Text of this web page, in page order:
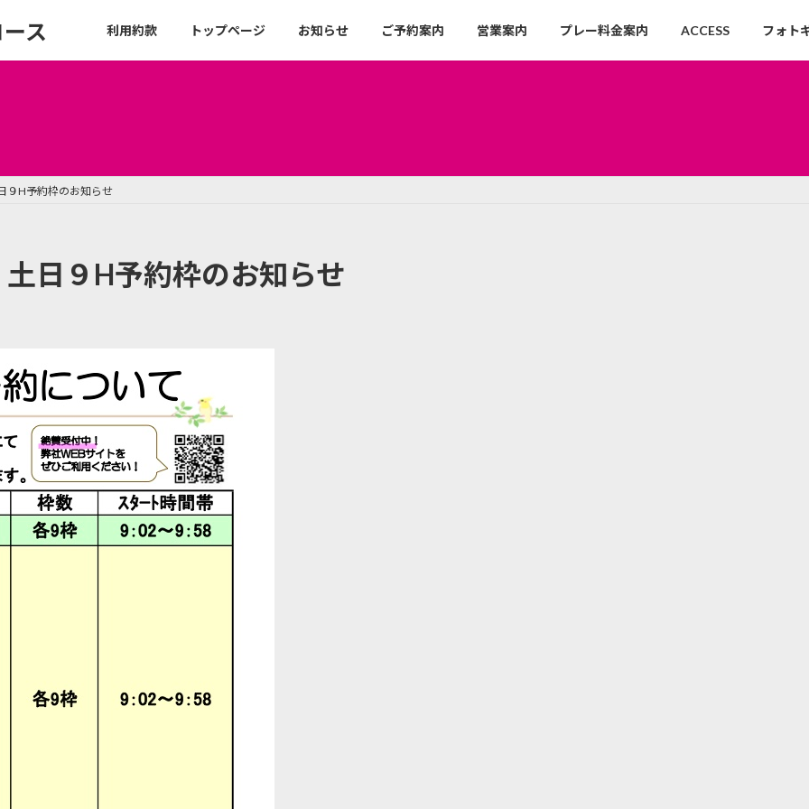
ス 利用約款 トップページ お知らせ ご予約案内 営業案内 プレー料金案内 ACCESS フォト
９H予約枠のお知らせ
日９H予約枠のお知らせ